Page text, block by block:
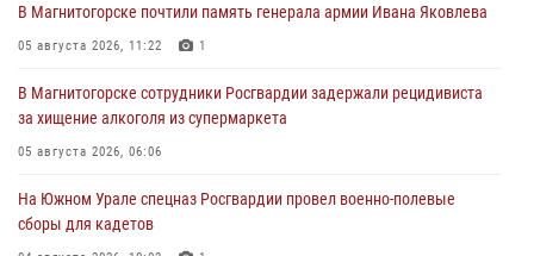
В Магнитогорске почтили память генерала армии Ивана Яковлева
05 августа 2026, 11:22 1
В Магнитогорске сотрудники Росгвардии задержали рецидивиста
за хищение алкоголя из супермаркета
05 августа 2026, 06:06
На Южном Урале спецназ Росгвардии провел военно-полевые
сборы для кадетов